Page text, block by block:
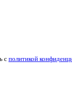
с политикой